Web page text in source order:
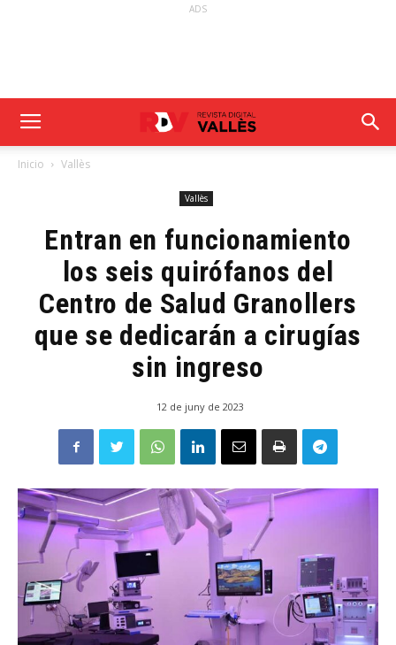
ADS
Inicio Vallès
Vallès
Entran en funcionamiento
los seis quirófanos del
Centro de Salud Granollers
que se dedicarán a cirugías
sin ingreso
12 de juny de 2023